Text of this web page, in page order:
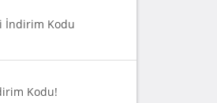
İndirim Kodu
Kodu!